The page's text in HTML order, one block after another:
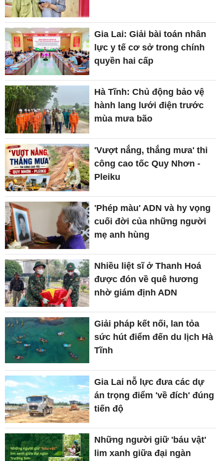
Gia Lai: Giải bài toán nhân
lực y tế cơ sở trong chính
quyền hai cấp
Hà Tĩnh: Chủ động bảo vệ
hành lang lưới điện trước
mùa mưa bão
'Vượt nắng, thắng mưa' thi
công cao tốc Quy Nhơn -
Pleiku
'Phép màu' ADN và hy vọng
cuối đời của những người
mẹ anh hùng
Nhiều liệt sĩ ở Thanh Hoá
được đón về quê hương
nhờ giám định ADN
Giải pháp kết nối, lan tỏa
sức hút điểm đến du lịch Hà
Tĩnh
Gia Lai nỗ lực đưa các dự
án trọng điểm 'về đích' đúng
tiến độ
Những người giữ 'báu vật'
lim xanh giữa đại ngàn